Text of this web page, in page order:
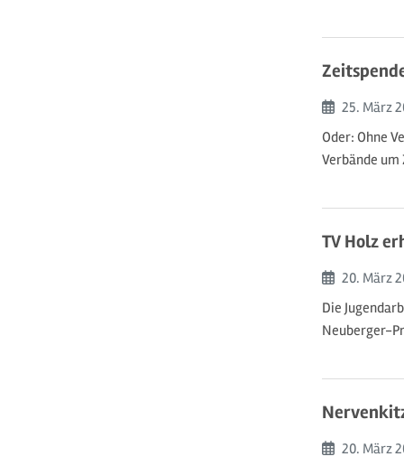
Beginn:
25. März
Oder: Ohne
Verbände um
TV Holz
Beginn:
20. März
Die
Neuberger-
Beginn:
20. März